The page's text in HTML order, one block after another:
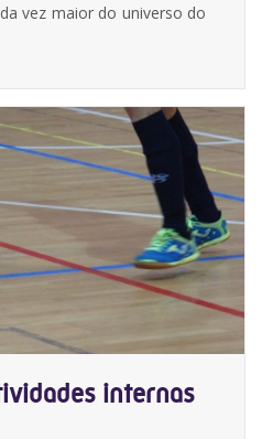
vez maior do universo do
internas